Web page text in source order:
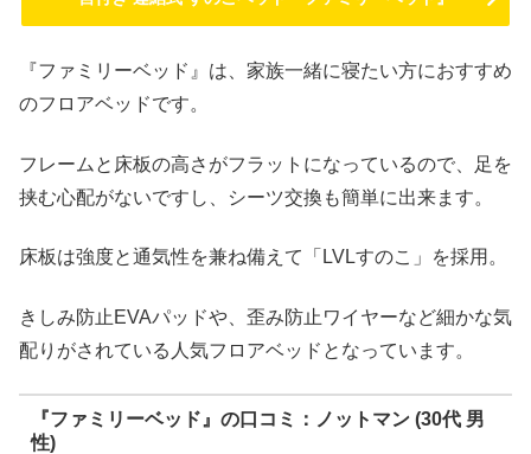
『ファミリーベッド』は、家族一緒に寝たい方におすすめ
のフロアベッドです。
フレームと床板の高さがフラットになっているので、足を
挟む心配がないですし、シーツ交換も簡単に出来ます。
床板は強度と通気性を兼ね備えて「LVLすのこ」を採用。
きしみ防止EVAパッドや、歪み防止ワイヤーなど細かな気
配りがされている人気フロアベッドとなっています。
『ファミリーベッド』の口コミ：ノットマン (30代 男
性)